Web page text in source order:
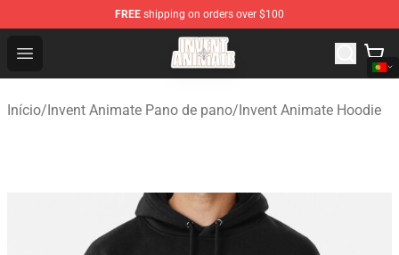
FREE shipping on orders over $100
Open menu
Invent Animate Shop - Official Invent Animate
Início/Invent Animate Pano de pano/Invent Animate Hoodie